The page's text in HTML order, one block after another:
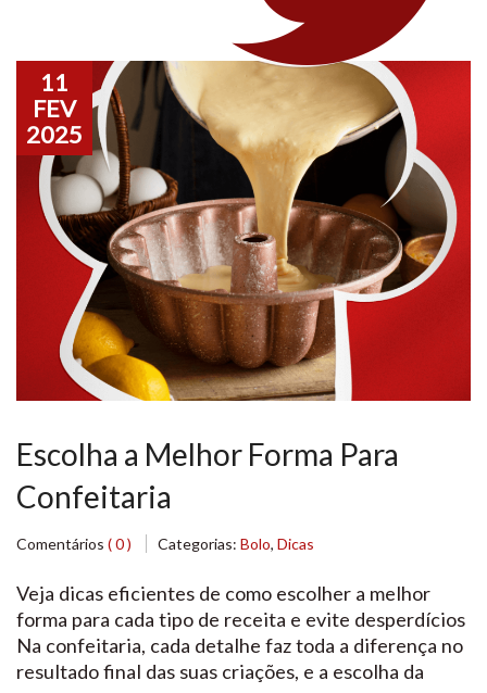
Escolha a Melhor Forma Para
Confeitaria
Comentários ( 0 ) Categorias: Bolo, Dicas
Veja dicas eficientes de como escolher a melhor
forma para cada tipo de receita e evite desperdícios
Na confeitaria, cada detalhe faz toda a diferença no
resultado final das suas criações, e a escolha da
11
FEV
2025